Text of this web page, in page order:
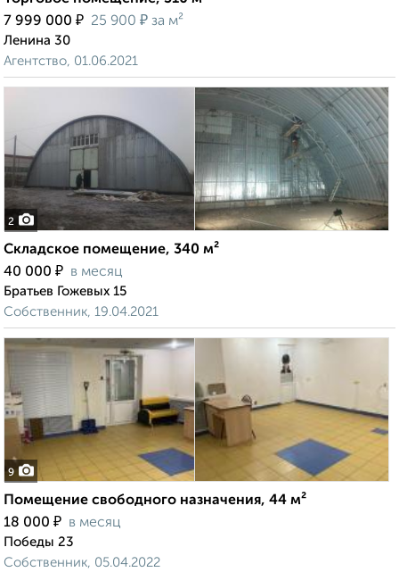
7 999 000 ₽ 25 900 ₽ за м²
Ленина 30
Агентство, 01.06.2021
2
Складское помещение, 340 м²
40 000 ₽ в месяц
Братьев Гожевых 15
Собственник, 19.04.2021
9
Помещение свободного назначения, 44 м²
18 000 ₽ в месяц
Победы 23
Собственник, 05.04.2022